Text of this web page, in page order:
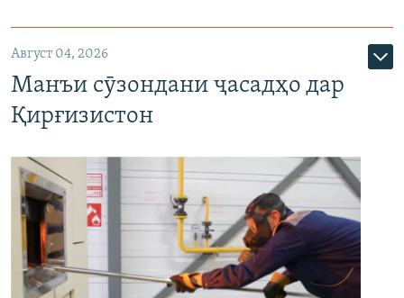
Август 04, 2026
Манъи сӯзондани ҷасадҳо дар
Қирғизистон